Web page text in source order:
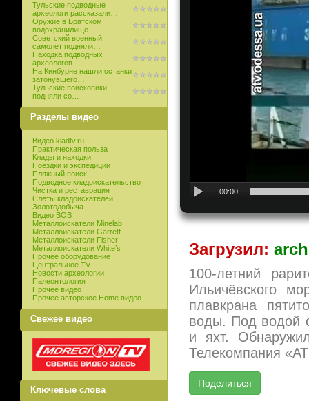
Тульские подводные
археологи рассказали…
Оружие в Братском
водохранилище
Советский военный
самолет подняли…
Находка подводных
археологов
На Кинбурне нашли останки
затонувшего…
Тульские поисковики
подняли со…
Разделы видео
Видео kladtv.ru
Практическая польза
Клады и находки
Поездки и экспедиции
Пляжный поиск
Подводное кладоискательство
Чистка и реставрация
Слеты кладоискателей
Золотодобыча
Видео ВОВ
Металлоискатели Minelab
Металлоискатели Garrett
Металлоискатели Fisher
Металлоискатели White’s
Прочее оборудование
Центральное TV
Новости археологии
Палеонтология
Прочее видео
Прочее авторское Home видео
Свежее видео
Ключевые слова
00:00
Загрузил:
100-летний
Ильичёвского
плавкрана
воды. Под водой
и яхт.
Телекомпания